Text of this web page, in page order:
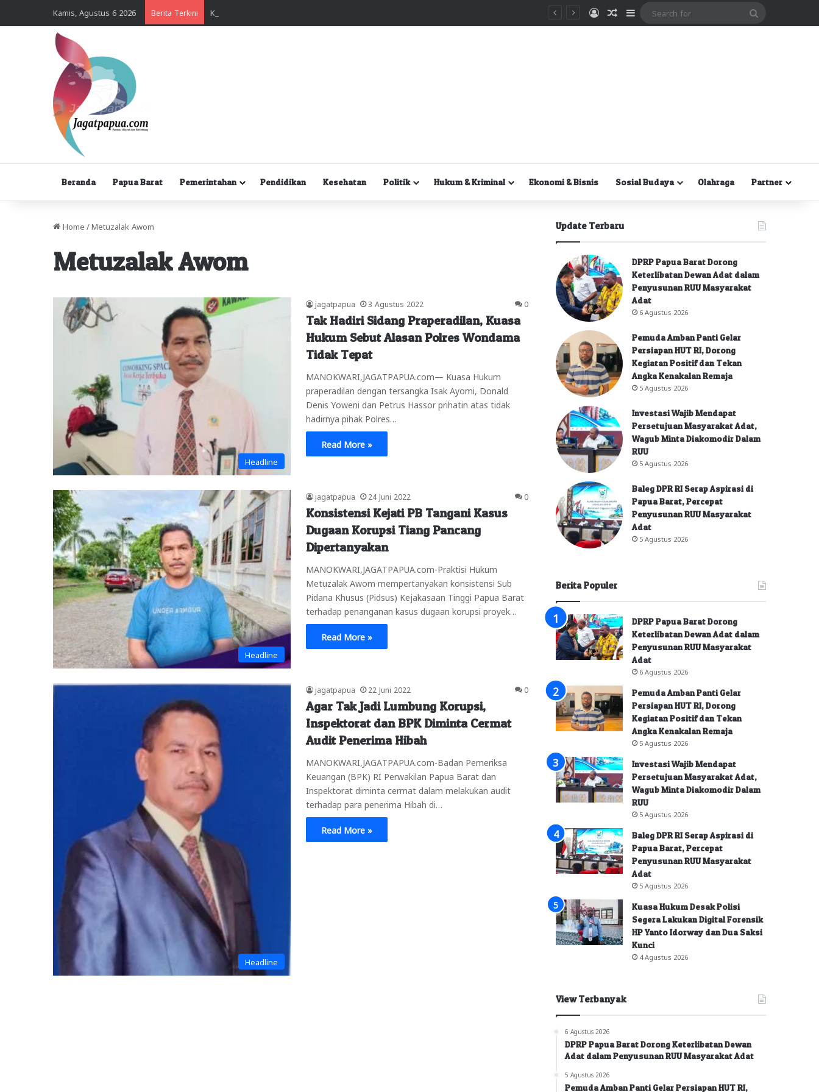
Kamis, Agustus 6 2026 Berita Terkini MasukRandom Article
Sidebar
Beranda Papua Barat Pemerintahan Pendidikan Kesehatan Politik Hukum & Kriminal Ekonomi & Bisnis Sosial Budaya Olahraga Partner
Home / Metuzalak Awom
Metuzalak Awom
Headline
jagatpapua 3 Agustus 2022 0
Tak Hadiri Sidang Praperadilan, Kuasa
Hukum Sebut Alasan Polres Wondama
Tidak Tepat
MANOKWARI,JAGATPAPUA.com— Kuasa Hukum
praperadilan dengan tersangka Isak Ayomi, Donald
Denis Yoweni dan Petrus Hassor prihatin atas tidak
hadirnya pihak Polres…
Read More »
Headline
jagatpapua 24 Juni 2022 0
Konsistensi Kejati PB Tangani Kasus
Dugaan Korupsi Tiang Pancang
Dipertanyakan
MANOKWARI,JAGATPAPUA.com-Praktisi Hukum
Metuzalak Awom mempertanyakan konsistensi Sub
Pidana Khusus (Pidsus) Kejakasaan Tinggi Papua Barat
terhadap penanganan kasus dugaan korupsi proyek…
Read More »
Headline
jagatpapua 22 Juni 2022 0
Agar Tak Jadi Lumbung Korupsi,
Inspektorat dan BPK Diminta Cermat
Audit Penerima Hibah
MANOKWARI,JAGATPAPUA.com-Badan Pemeriksa
Keuangan (BPK) RI Perwakilan Papua Barat dan
Inspektorat diminta cermat dalam melakukan audit
terhadap para penerima Hibah di…
Read More »
Update Terbaru
DPRP Papua Barat Dorong
Keterlibatan Dewan Adat dalam
Penyusunan RUU Masyarakat
Adat
6 Agustus 2026
Pemuda Amban Panti Gelar
Persiapan HUT RI, Dorong
Kegiatan Positif dan Tekan
Angka Kenakalan Remaja
5 Agustus 2026
Investasi Wajib Mendapat
Persetujuan Masyarakat Adat,
Wagub Minta Diakomodir Dalam
RUU
5 Agustus 2026
Baleg DPR RI Serap Aspirasi di
Papua Barat, Percepat
Penyusunan RUU Masyarakat
Adat
5 Agustus 2026
Berita Populer
DPRP Papua Barat Dorong
Keterlibatan Dewan Adat dalam
Penyusunan RUU Masyarakat
Adat
6 Agustus 2026
Pemuda Amban Panti Gelar
Persiapan HUT RI, Dorong
Kegiatan Positif dan Tekan
Angka Kenakalan Remaja
5 Agustus 2026
Investasi Wajib Mendapat
Persetujuan Masyarakat Adat,
Wagub Minta Diakomodir Dalam
RUU
5 Agustus 2026
Baleg DPR RI Serap Aspirasi di
Papua Barat, Percepat
Penyusunan RUU Masyarakat
Adat
5 Agustus 2026
Kuasa Hukum Desak Polisi
Segera Lakukan Digital Forensik
HP Yanto Idorway dan Dua Saksi
Kunci
4 Agustus 2026
View Terbanyak
6 Agustus 2026
DPRP Papua Barat Dorong Keterlibatan Dewan
Adat dalam Penyusunan RUU Masyarakat Adat
5 Agustus 2026
Pemuda Amban Panti Gelar Persiapan HUT RI,